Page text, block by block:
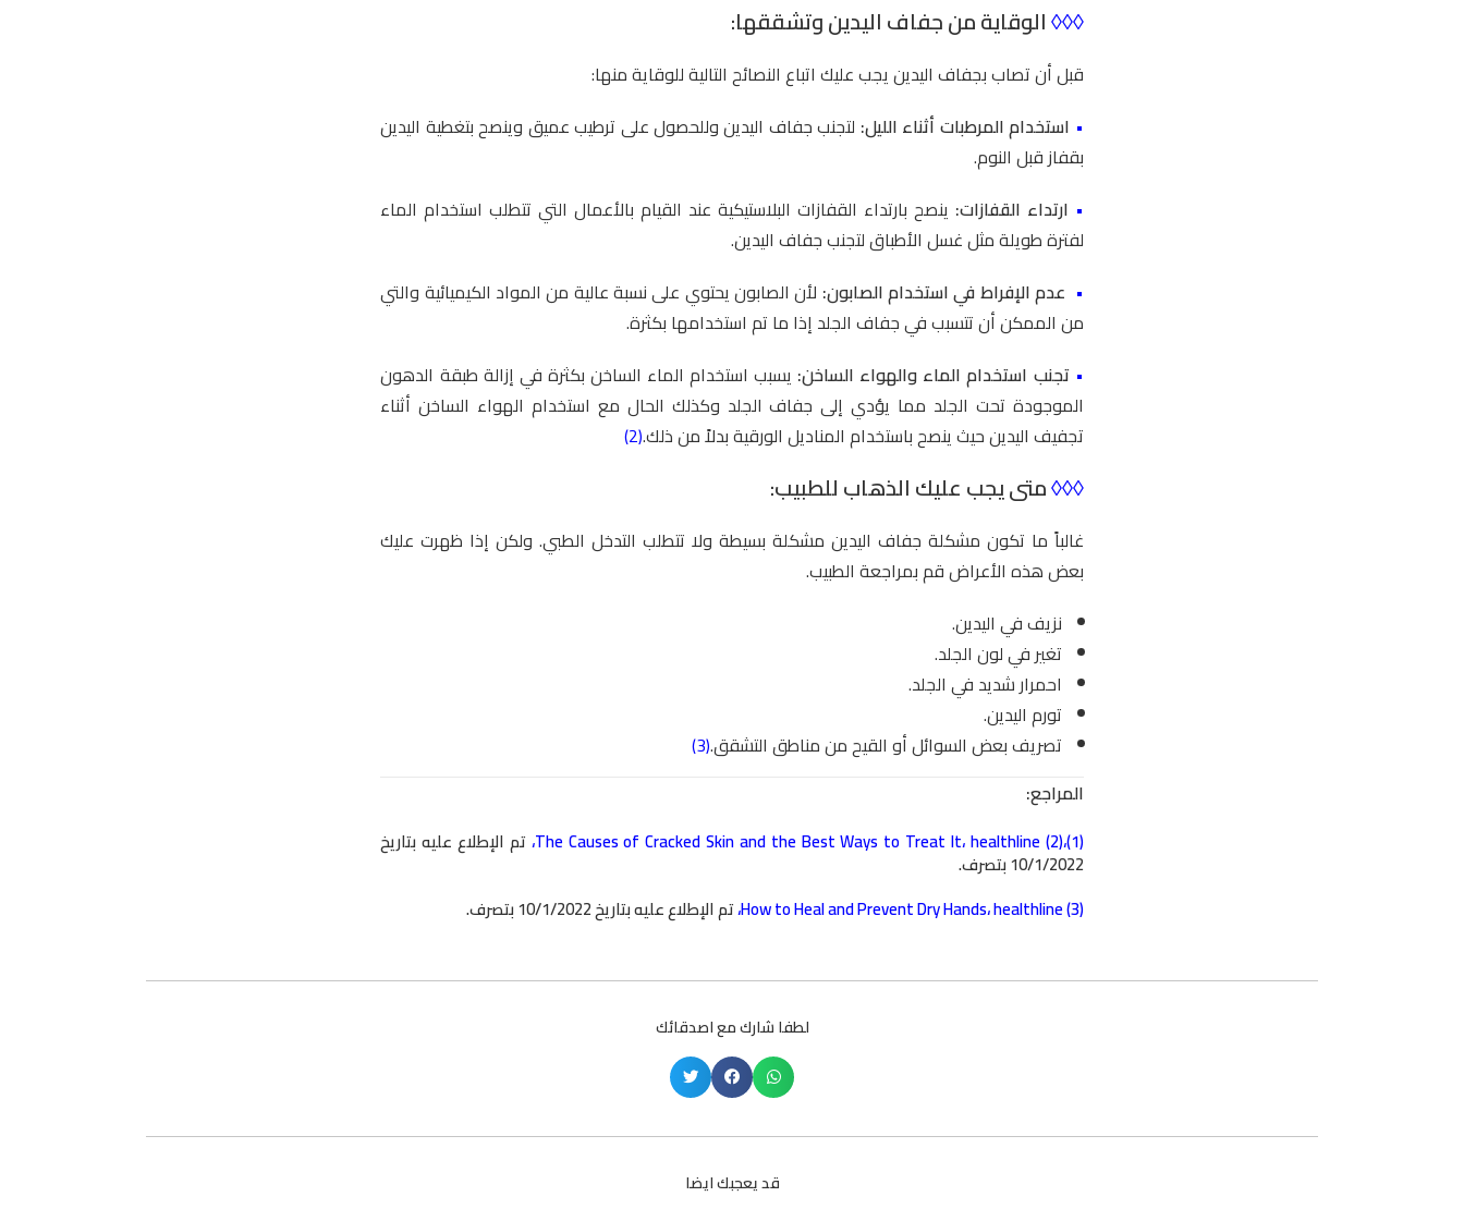
◊◊◊الوقاية من جفاف اليدين وتشققها:
قبل أن تصاب بجفاف اليدين يجب عليك اتباع النصائح التالية للوقاية منها:
• استخدام المرطبات أثناء الليل: لتجنب جفاف اليدين وللحصول على ترطيب عميق وينصح بتغطية اليدين
بقفاز قبل النوم.
• ارتداء القفازات: ينصح بارتداء القفازات البلاستيكية عند القيام بالأعمال التي تتطلب استخدام الماء
لفترة طويلة مثل غسل الأطباق لتجنب جفاف اليدين.
• عدم الإفراط في استخدام الصابون: لأن الصابون يحتوي على نسبة عالية من المواد الكيميائية والتي
من الممكن أن تتسبب في جفاف الجلد إذا ما تم استخدامها بكثرة.
• تجنب استخدام الماء والهواء الساخن: يسبب استخدام الماء الساخن بكثرة في إزالة طبقة الدهون
الموجودة تحت الجلد مما يؤدي إلى جفاف الجلد وكذلك الحال مع استخدام الهواء الساخن أثناء
تجفيف اليدين حيث ينصح باستخدام المناديل الورقية بدلاً من ذلك.(2)
◊◊◊متى يجب عليك الذهاب للطبيب:
غالباً ما تكون مشكلة جفاف اليدين مشكلة بسيطة ولا تتطلب التدخل الطبي. ولكن إذا ظهرت عليك
بعض هذه الأعراض قم بمراجعة الطبيب.
نزيف في اليدين.
تغير في لون الجلد.
احمرار شديد في الجلد.
تورم اليدين.
تصريف بعض السوائل أو القيح من مناطق التشقق.(3)
المراجع:
(1)،(2) The Causes of Cracked Skin and the Best Ways to Treat It،healthline ، تم الإطلاع عليه بتاريخ
10/1/2022 بتصرف.
(3)
How to Heal and Prevent Dry Hands،healthline ،تم الإطلاع عليه بتاريخ 10/1/2022 بتصرف.
لطفا شارك مع اصدقائك
قد يعجبك ايضا